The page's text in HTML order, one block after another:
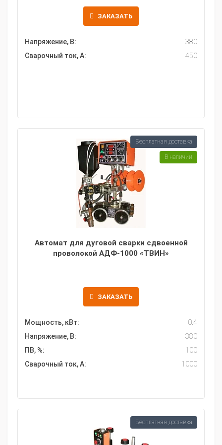
ЗАКАЗАТЬ
Напряжение, В:
380
Сварочный ток, А:
450
Автомат для дуговой сварки сдвоенной
проволокой АДФ-1000 «ТВИН»
ЗАКАЗАТЬ
Мощность, кВт:
0.4
Напряжение, В:
380
ПВ, %:
100
Сварочный ток, А:
1000
Бесплатная доставка
В наличии
Бесплатная доставка